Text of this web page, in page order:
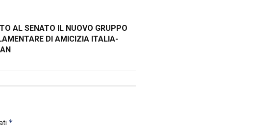
AL SENATO IL NUOVO GRUPPO
DI AMICIZIA ITALIA-
*